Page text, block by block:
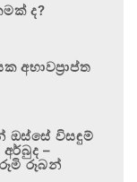
ද?
අභාවප්‍රාප්ත
ඔස්සේ විසඳුම්
–
රූබන්